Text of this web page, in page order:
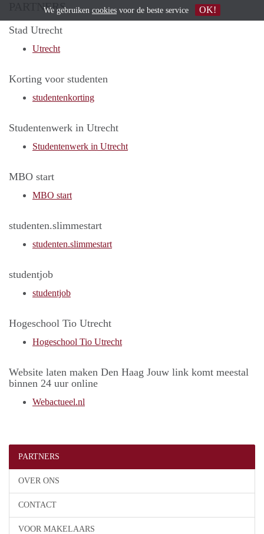
PARTNERS
OVER ONS
CONTACT
VOOR MAKELAARS
PARTNERS
Stad Utrecht
Utrecht
Korting voor studenten
studentenkorting
Studentenwerk in Utrecht
Studentenwerk in Utrecht
MBO start
MBO start
studenten.slimmestart
studenten.slimmestart
studentjob
studentjob
Hogeschool Tio Utrecht
Hogeschool Tio Utrecht
Website laten maken Den Haag Jouw link komt meestal
binnen 24 uur online
Webactueel.nl
We gebruiken cookies voor de beste service OK!